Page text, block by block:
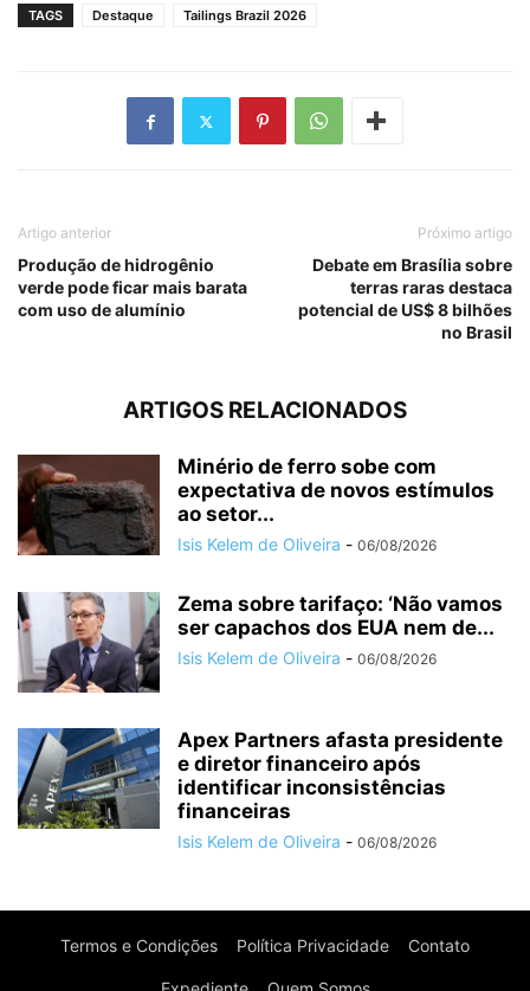
TAGS Destaque Tailings Brazil 2026
Artigo anterior
Produção de hidrogênio
verde pode ficar mais barata
com uso de alumínio
Próximo artigo
Debate em Brasília sobre
terras raras destaca
potencial de US$ 8 bilhões
no Brasil
ARTIGOS RELACIONADOS
Minério de ferro sobe com
expectativa de novos estímulos
ao setor...
Isis Kelem de Oliveira - 06/08/2026
Zema sobre tarifaço: ‘Não vamos
ser capachos dos EUA nem de...
Isis Kelem de Oliveira - 06/08/2026
Apex Partners afasta presidente
e diretor financeiro após
identificar inconsistências
financeiras
Isis Kelem de Oliveira - 06/08/2026
Termos e Condições Política Privacidade Contato